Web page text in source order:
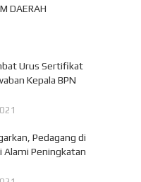
DAERAH
Urus Sertifikat
Kepala BPN
Pedagang di
Alami Peningkatan